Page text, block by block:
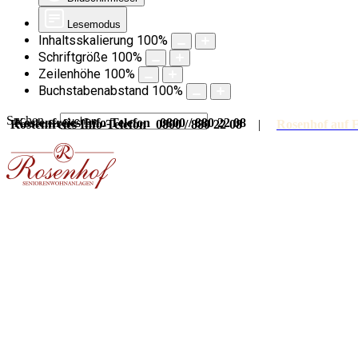
Lesemodus
Inhaltsskalierung 100%
Schriftgröße 100%
Zeilenhöhe 100%
Buchstabenabstand 100%
Suchen ...
Kostenfreies Info-Telefon 0800 / 880 22 08| Rosenhof auf
Kostenfreies Info-Telefon 0800 / 880 22 08